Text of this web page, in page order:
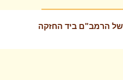
של הרמב"ם ביד החזקה